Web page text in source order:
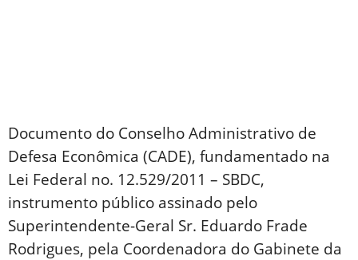
Documento do Conselho Administrativo de
Defesa Econômica (CADE), fundamentado na
Lei Federal no. 12.529/2011 – SBDC,
instrumento público assinado pelo
Superintendente-Geral Sr. Eduardo Frade
Rodrigues, pela Coordenadora do Gabinete da